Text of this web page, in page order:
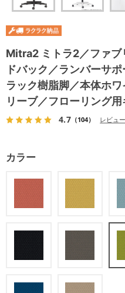
Mitra2 ミトラ2／ファブ
ドバック／ランバーサ
ラック樹脂脚／本体ホ
リーブ／フローリング
4.7（104） レビュ
カラー